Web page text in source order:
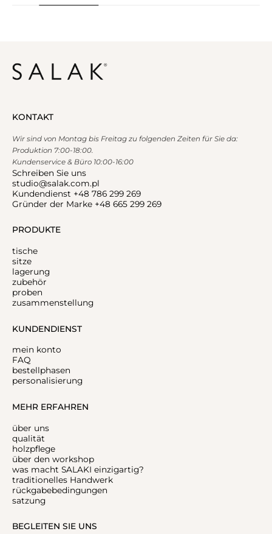
PRODUKTE
tische
sitze
lagerung
zubehör
proben
zusammenstellung
KUNDENDIENST
mein konto
FAQ
bestellphasen
personalisierung
KONTAKT
Wir sind von Montag bis Freitag zu folgenden Zeiten für Sie da:
Produktion 7:00-18:00.
Kundenservice & Büro 10:00-16:00
Schreiben Sie uns
studio@salak.com.pl
Kundendienst +48 786 299 269
Gründer der Marke +48 665 299 269
MEHR ERFAHREN
über uns
qualität
holzpflege
über den workshop
was macht SALAKI einzigartig?
traditionelles Handwerk
rückgabebedingungen
satzung
BEGLEITEN SIE UNS